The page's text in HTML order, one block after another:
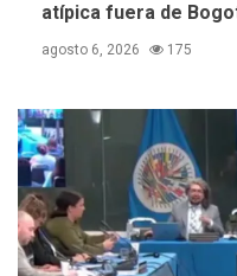
atípica fuera de
agosto 6, 2026 175